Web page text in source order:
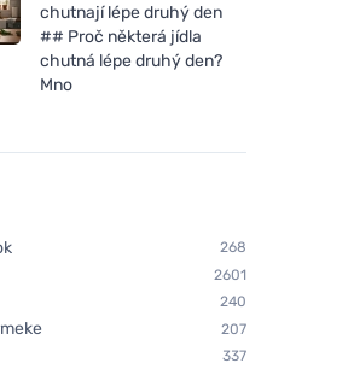
chutnají lépe druhý den
## Proč některá jídla
chutná lépe druhý den?
Mno
268
2601
240
207
337